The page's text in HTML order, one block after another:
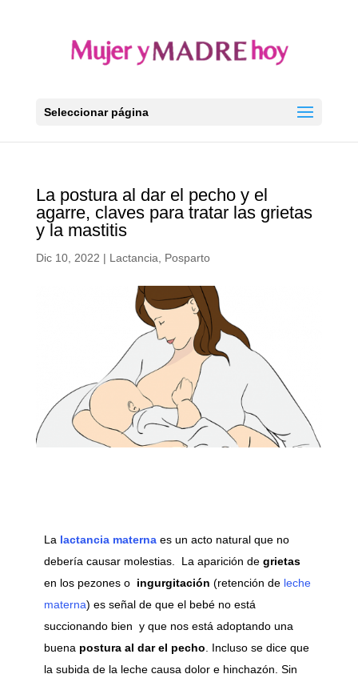
Seleccionar página
La postura al dar el pecho y el
agarre, claves para tratar las grietas
y la mastitis
Dic 10, 2022 | Lactancia Posparto
La lactancia materna es un acto natural que no
debería causar molestias. La aparición de grietas
en los pezones o ingurgitación (retención de leche
materna) es señal de que el bebé no está
succionando bien y que nos está adoptando una
buena postura al dar el pecho . Incluso se dice que
la subida de la leche causa dolor e hinchazón. Sin